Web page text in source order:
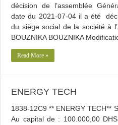
décision de l’assemblée
date du 2021-07-04 il a été
du siège social de la société à
BOUZNIKA BOUZNIKA
Read More »
ENERGY TECH
1838-12C9 ** ENERGY TECH**
Au capital de : 100.000,00